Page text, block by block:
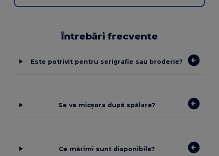
Întrebări frecvente
Este potrivit pentru serigrafie sau broderie?
Se va micșora după spălare?
Ce mărimi sunt disponibile?